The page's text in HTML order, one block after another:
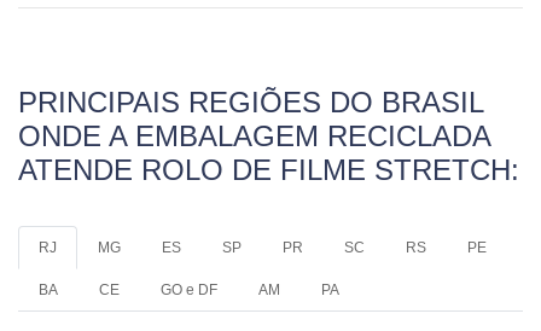
PRINCIPAIS REGIÕES DO BRASIL
ONDE A EMBALAGEM RECICLADA
ATENDE ROLO DE FILME STRETCH:
RJ MG ES SP PR SC RS PE
BA CE GO e DF AM PA